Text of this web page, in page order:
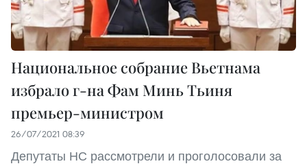
Национальное собрание Вьетнама
избрало г-на Фам Минь Тьиня
премьер-министром
26/07/2021 08:39
Депутаты НС рассмотрели и проголосовали за